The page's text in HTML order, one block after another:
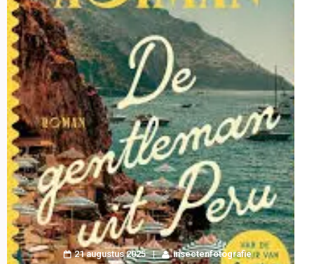
21 augustus 2025 insectenfotografie